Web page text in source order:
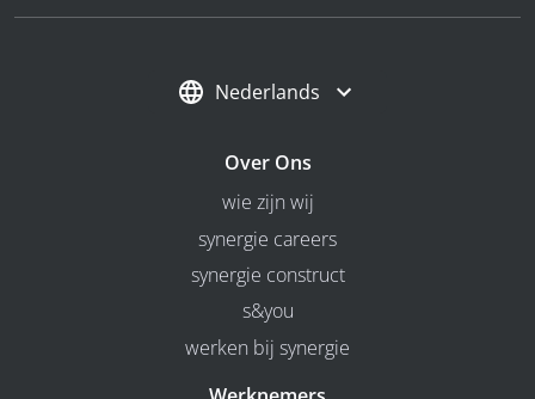
Nederlands
Over Ons
wie zijn wij
synergie careers
synergie construct
s&you
werken bij synergie